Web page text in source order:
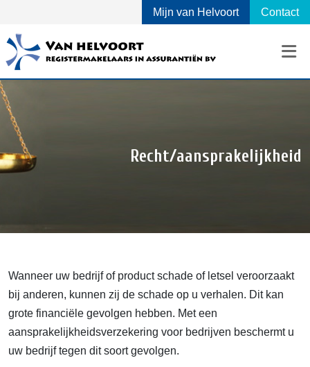
Mijn van Helvoort Contact
Recht/aansprakelijkheid
Wanneer uw bedrijf of product schade of letsel veroorzaakt
bij anderen, kunnen zij de schade op u verhalen. Dit kan
grote financiële gevolgen hebben. Met een
aansprakelijkheidsverzekering voor bedrijven beschermt u
uw bedrijf tegen dit soort gevolgen.